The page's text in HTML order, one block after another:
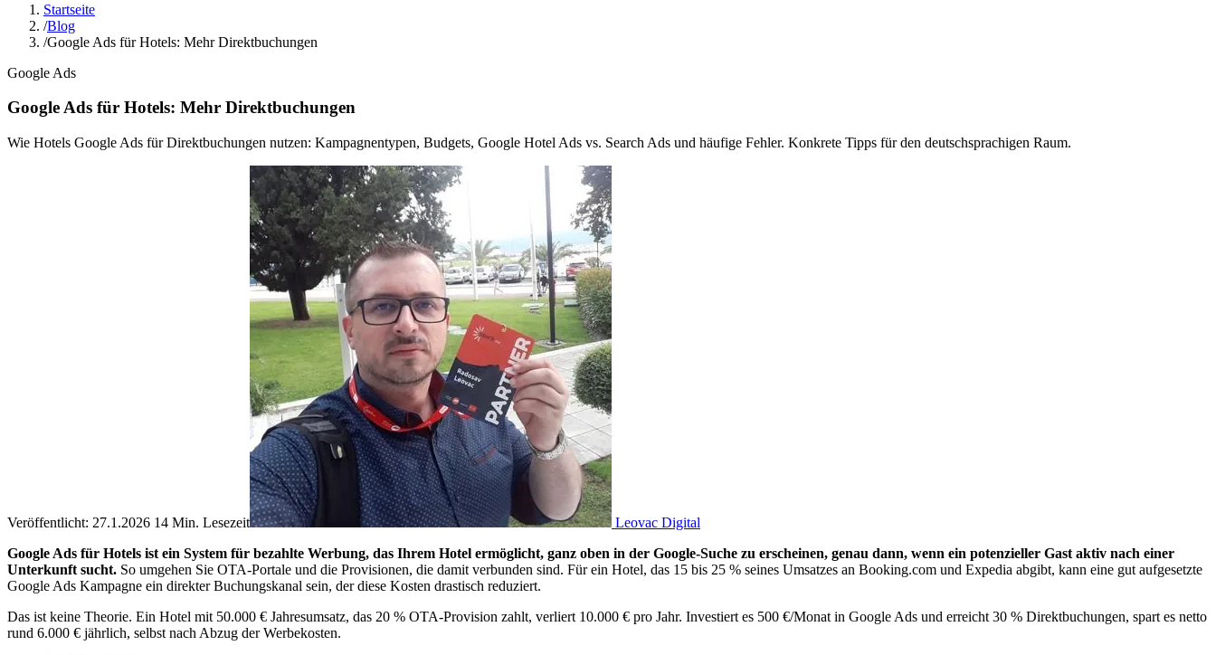
Startseite
/Blog
/Google Ads für Hotels: Mehr Direktbuchungen
Google Ads
Google Ads für Hotels: Mehr Direktbuchungen
Wie Hotels Google Ads für Direktbuchungen nutzen: Kampagnentypen, Budgets, Google Hotel Ads vs. Search Ads und häufige Fehler. Konkrete Tipps für den deutschsprachigen Raum.
Veröffentlicht: 27.1.2026 14 Min. Lesezeit
Leovac Digital
Google Ads für Hotels ist ein System für bezahlte Werbung, das Ihrem Hotel ermöglicht, ganz oben in der Google-Suche zu erscheinen, genau dann, wenn ein potenzieller Gast aktiv nach einer
Unterkunft sucht. So umgehen Sie OTA-Portale und die Provisionen, die damit verbunden sind. Für ein Hotel, das 15 bis 25 % seines Umsatzes an Booking.com und Expedia abgibt, kann eine gut aufgesetzte
Google Ads Kampagne ein direkter Buchungskanal sein, der diese Kosten drastisch reduziert.
Das ist keine Theorie. Ein Hotel mit 50.000 € Jahresumsatz, das 20 % OTA-Provision zahlt, verliert 10.000 € pro Jahr. Investiert es 500 €/Monat in Google Ads und erreicht 30 % Direktbuchungen, spart es netto
rund 6.000 € jährlich, selbst nach Abzug der Werbekosten.